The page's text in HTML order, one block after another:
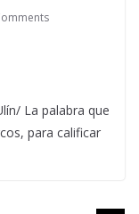
La palabra que
para calificar